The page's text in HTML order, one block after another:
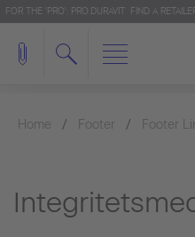
FOR THE 'PRO': PRO.DURAVIT FIND A
Home Footer Footer